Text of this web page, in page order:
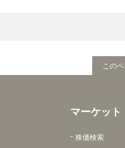
この
この
マーケット
株価検索